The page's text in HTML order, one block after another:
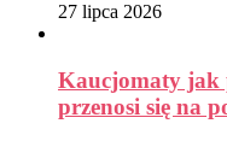
27 lipca 2026
Kaucjomaty jak
przenosi się na